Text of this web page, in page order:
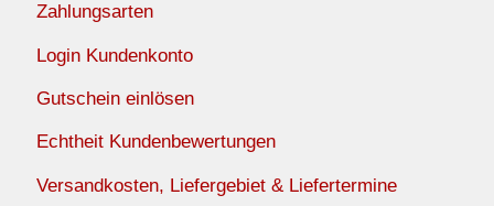
Zahlungsarten
Login Kundenkonto
Gutschein einlösen
Echtheit Kundenbewertungen
Versandkosten, Liefergebiet & Liefertermine